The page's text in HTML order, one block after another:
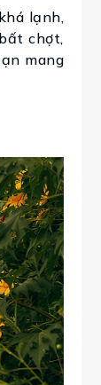
lạnh,
chợt,
mang